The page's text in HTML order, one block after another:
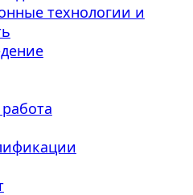
технологии и